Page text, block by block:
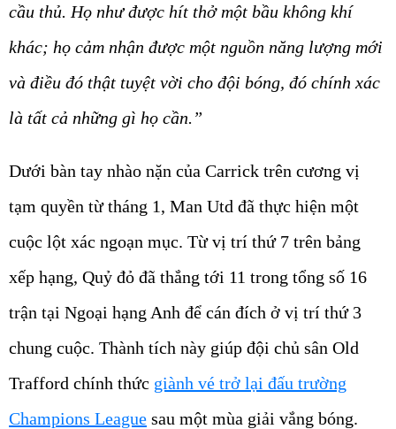
cầu thủ. Họ như được hít thở một bầu không khí
khác; họ cảm nhận được một nguồn năng lượng mới
và điều đó thật tuyệt vời cho đội bóng, đó chính xác
là tất cả những gì họ cần.”
Dưới bàn tay nhào nặn của Carrick trên cương vị
tạm quyền từ tháng 1, Man Utd đã thực hiện một
cuộc lột xác ngoạn mục. Từ vị trí thứ 7 trên bảng
xếp hạng, Quỷ đỏ đã thắng tới 11 trong tổng số 16
trận tại Ngoại hạng Anh để cán đích ở vị trí thứ 3
chung cuộc. Thành tích này giúp đội chủ sân Old
Trafford chính thức giành vé trở lại đấu trường
Champions League sau một mùa giải vắng bóng.